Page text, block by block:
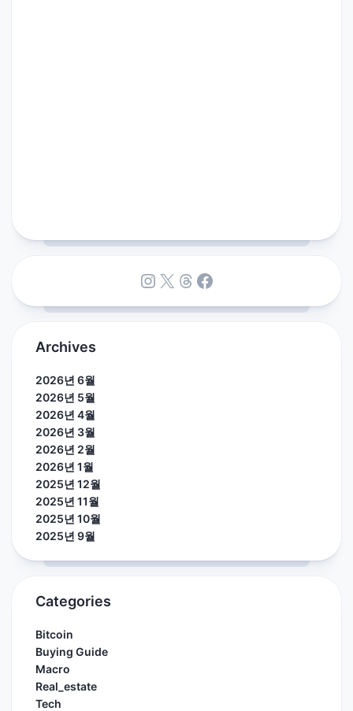
Instagram
X Threads
Facebook
Archives
2026년 6월
2026년 5월
2026년 4월
2026년 3월
2026년 2월
2026년 1월
2025년 12월
2025년 11월
2025년 10월
2025년 9월
Categories
Bitcoin
Buying Guide
Macro
Real_estate
Tech